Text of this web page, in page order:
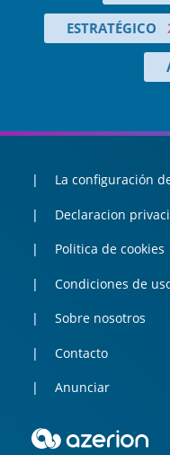
ESTRATÉGICO
La configuración
Declaracion
Politica de cookies
Condiciones de
Sobre nosotros
Contacto
Anunciar